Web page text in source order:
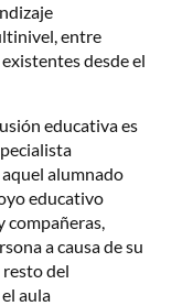
entre
desde el
educativa es
alumnado
educativo
compañeras,
a causa de su
del
aula